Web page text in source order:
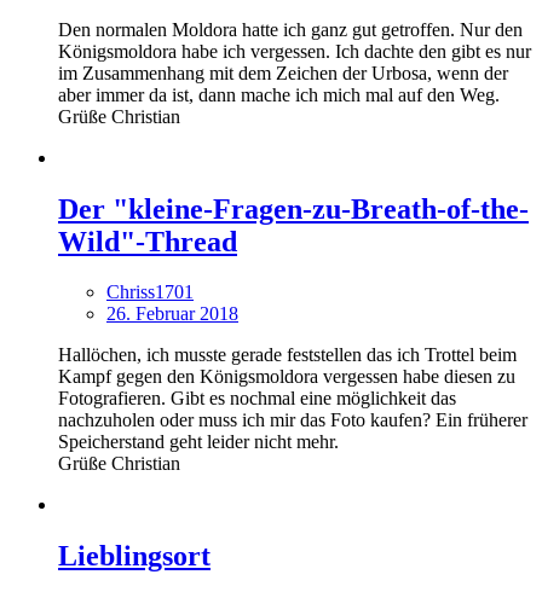
Den normalen Moldora hatte ich ganz gut getroffen. Nur den
Königsmoldora habe ich vergessen. Ich dachte den gibt es nur
im Zusammenhang mit dem Zeichen der Urbosa, wenn der
aber immer da ist, dann mache ich mich mal auf den Weg.
Grüße Christian
Der "kleine-Fragen-zu-Breath-of-the-
Wild"-Thread
Chriss1701
26. Februar 2018
Hallöchen, ich musste gerade feststellen das ich Trottel beim
Kampf gegen den Königsmoldora vergessen habe diesen zu
Fotografieren. Gibt es nochmal eine möglichkeit das
nachzuholen oder muss ich mir das Foto kaufen? Ein früherer
Speicherstand geht leider nicht mehr.
Grüße Christian
Lieblingsort